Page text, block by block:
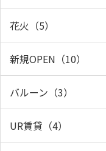
花火（5）
新規OPEN（10）
バルーン（3）
UR賃貸（4）